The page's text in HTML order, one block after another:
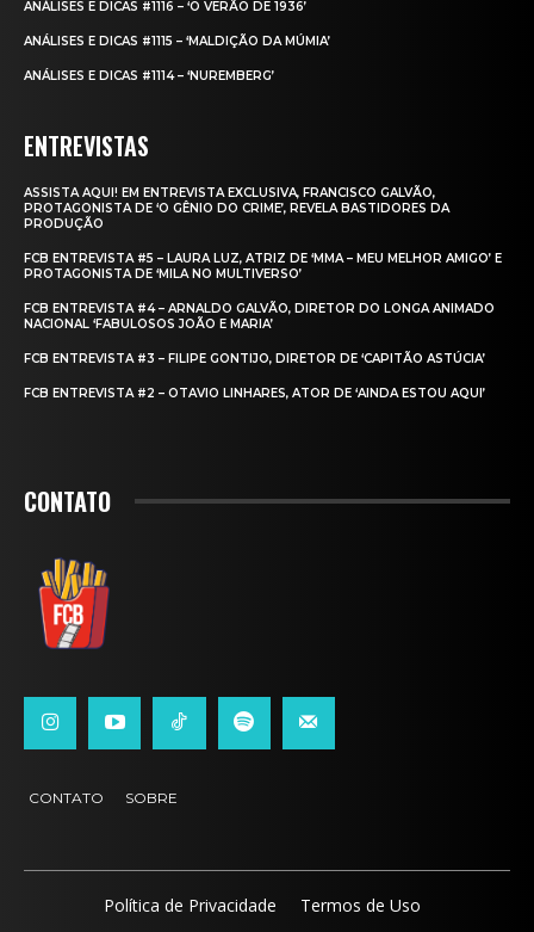
ANÁLISES E DICAS #1116 – ‘O VERÃO DE 1936’
ANÁLISES E DICAS #1115 – ‘MALDIÇÃO DA MÚMIA’
ANÁLISES E DICAS #1114 – ‘NUREMBERG’
ENTREVISTAS
ASSISTA AQUI! EM ENTREVISTA EXCLUSIVA, FRANCISCO GALVÃO,
PROTAGONISTA DE ‘O GÊNIO DO CRIME’, REVELA BASTIDORES DA
PRODUÇÃO
FCB ENTREVISTA #5 – LAURA LUZ, ATRIZ DE ‘MMA – MEU MELHOR AMIGO’ E
PROTAGONISTA DE ‘MILA NO MULTIVERSO’
FCB ENTREVISTA #4 – ARNALDO GALVÃO, DIRETOR DO LONGA ANIMADO
NACIONAL ‘FABULOSOS JOÃO E MARIA’
FCB ENTREVISTA #3 – FILIPE GONTIJO, DIRETOR DE ‘CAPITÃO ASTÚCIA’
FCB ENTREVISTA #2 – OTAVIO LINHARES, ATOR DE ‘AINDA ESTOU AQUI’
CONTATO
CONTATO SOBRE
Política de Privacidade
Termos de Uso